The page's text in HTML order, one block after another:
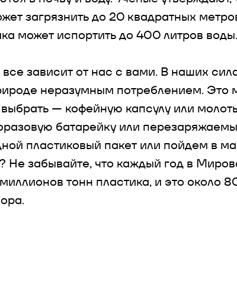
загрязнить до 20 квадратных
может испортить до 400 литров воды.
все зависит от нас с вами. В наших
неразумным потреблением. Это
— кофейную капсулу или
батарейку или
пластиковый пакет или пойдем в
Не забывайте, что каждый год в
тонн пластика, и это около